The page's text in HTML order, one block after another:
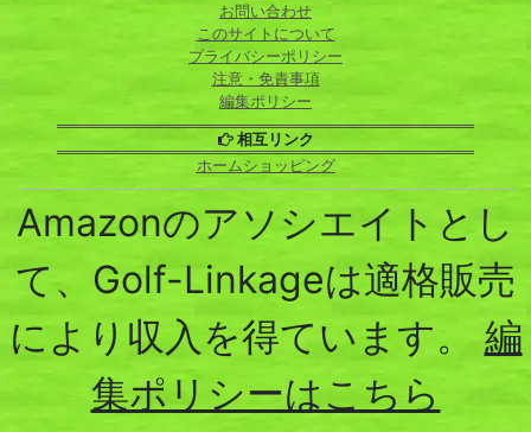
お問い合わせ
このサイトについて
プライバシーポリシー
注意・免責事項
編集ポリシー
相互リンク
ホームショッピング
Amazonのアソシエイトとし
て、Golf-Linkageは適格販売
により収入を得ています。 編
集ポリシーはこちら